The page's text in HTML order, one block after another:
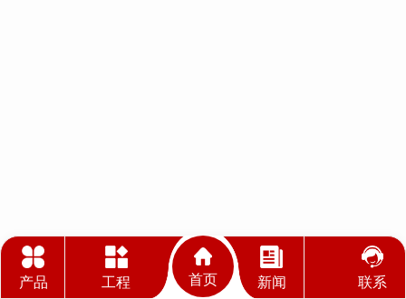
首页
产品 工程 新闻 联系